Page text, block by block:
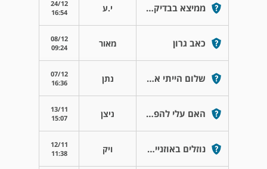
ממיצא בבדיקת אאג מיתרי הקול י.ע
24/12
16:54
כאב גרון מאור
08/12
09:24
שלום הייתי אצל רופא אוזניים והוא נתן
07/12
16:36
האם עלי להפסיק לקחת אנטיביוטיקה ניצן
13/11
15:07
נוזלים באוזניים ותחושה של אטימות ויק
12/11
11:38